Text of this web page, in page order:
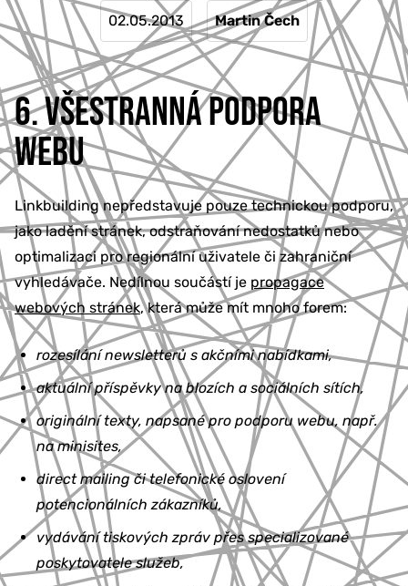
02.05.2013 Martin Čech
6. VŠESTRANNÁ PODPORA
WEBU
Linkbuilding nepředstavuje pouze technickou podporu,
jako ladění stránek, odstraňování nedostatků nebo
optimalizaci pro regionální uživatele či zahraniční
vyhledávače. Nedílnou součástí je propagace
webových stránek, která může mít mnoho forem:
rozesílání newsletterů s akčními nabídkami,
aktuální příspěvky na blozích a sociálních sítích,
originální texty, napsané pro podporu webu, např.
na minisites,
direct mailing či telefonické oslovení
potencionálních zákazníků,
vydávání tiskových zpráv přes specializované
poskytovatele služeb,